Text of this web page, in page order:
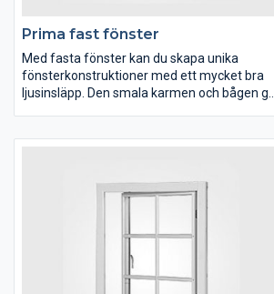
Prima fast fönster
Med fasta fönster kan du skapa unika
fönsterkonstruktioner med ett mycket bra
ljusinsläpp. Den smala karmen och bågen ger
kallar dem Mockfjärds Prima eftersom de är
gjorda av prima furuvirke från skogarna där
virket växer lagom fort för att kvaliteten skall